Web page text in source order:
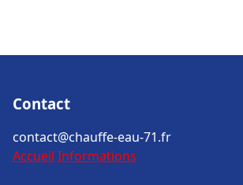
Contact
contact@chauffe-eau-71.fr
Accueil Informations